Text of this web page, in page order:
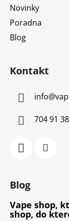
Novinky
Poradna
Blog
Kontakt
info@
704 91
Blog
Vape shop,
shop, do